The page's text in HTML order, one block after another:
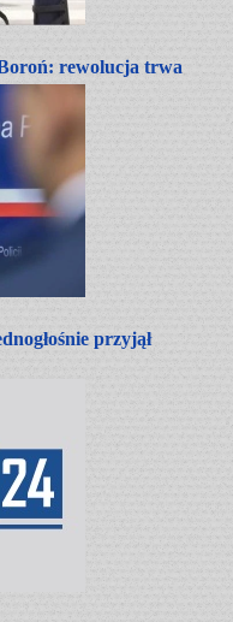
rewolucja trwa
przyjął